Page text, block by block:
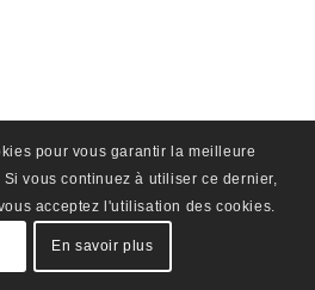
pour vous garantir la meilleure
vous continuez à utiliser ce dernier,
acceptez l'utilisation des cookies.
En savoir plus